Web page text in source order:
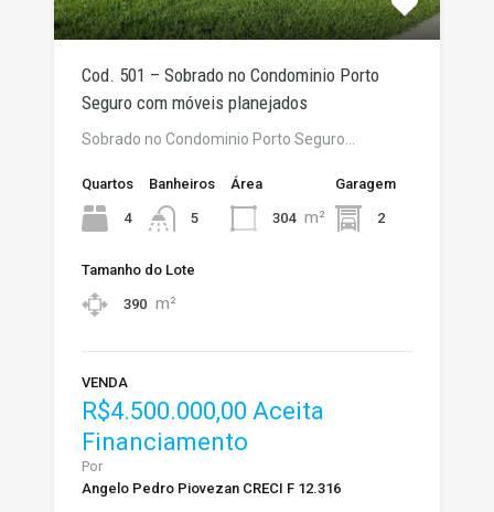
Cod. 501 – Sobrado no Condominio Porto
Seguro com móveis planejados
Sobrado no Condominio Porto Seguro…
Quartos
4
Banheiros
5
Área
304 m²
Garagem
2
Tamanho do Lote
390 m²
VENDA
R$4.500.000,00 Aceita
Financiamento
Por
Angelo Pedro Piovezan CRECI F 12.316